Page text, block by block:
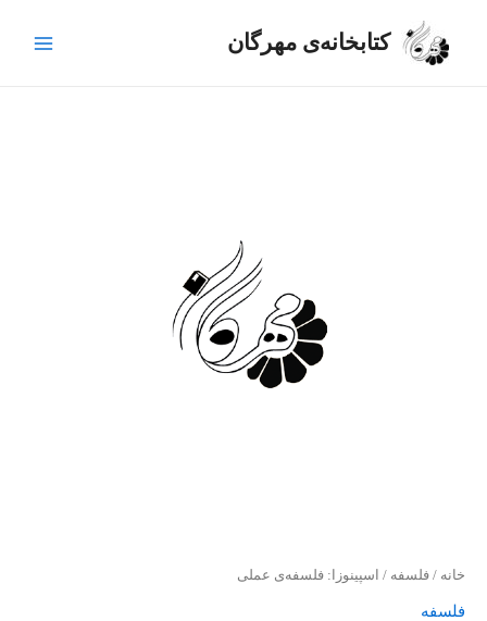
کتابخانه‌ی مهرگان
خانه / فلسفه / اسپینوزا: فلسفه‌ی عملی
فلسفه